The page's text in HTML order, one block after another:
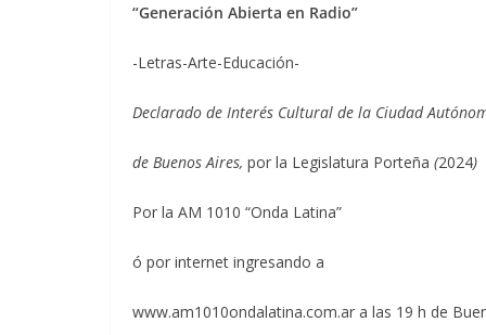
“Generación Abierta en Radio”
-Letras-Arte-Educación-
Declarado de Interés Cultural de la Ciudad
de Buenos Aires, por la Legislatura Porteña (2024)
Por la AM 1010 “Onda Latina”
ó por internet ingresando a
www.am1010ondalatina.com.ar a las 19 h de